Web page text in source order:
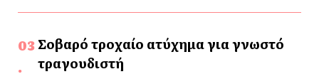
Σοβαρό τροχαίο ατύχημα για γνωστό
τραγουδιστή